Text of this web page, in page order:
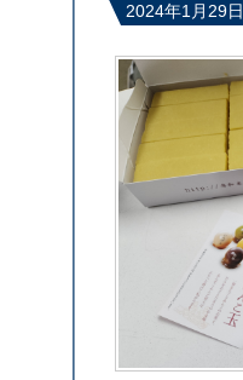
2024年1月29日